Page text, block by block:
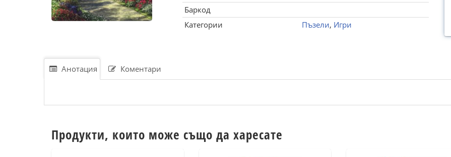
Баркод
Категории
Пъзели, Игри
Анотация Коментари
Продукти, които може също да харесате